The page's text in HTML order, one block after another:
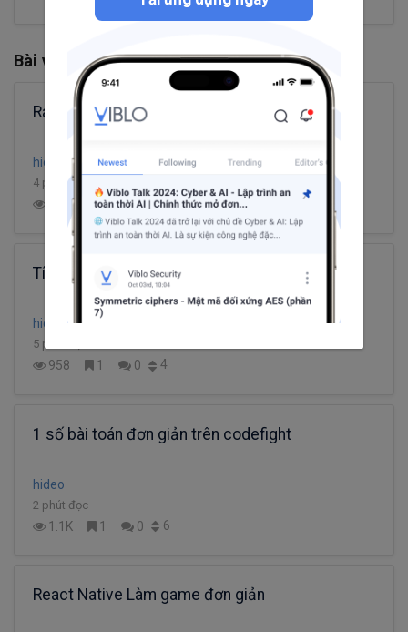
Bài viết khác từ hideo
Rails 6 Beta release
hideo
4 phút đọc
0 0 1
Tích hợp CI vào Project
hideo
5 phút đọc
958 1 0 4
1 số bài toán đơn giản trên codefight
hideo
2 phút đọc
1.1K 1 0 6
React Native Làm game đơn giản